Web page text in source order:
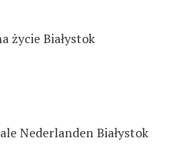
życie Białystok
Nederlanden Białystok